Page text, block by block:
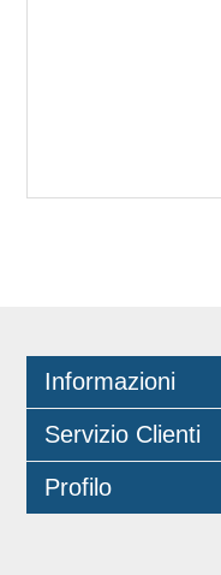
Informazioni
Servizio Clienti
Profilo